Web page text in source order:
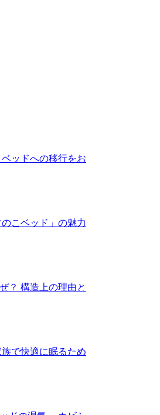
ッドへの移行をお
こベッド」の魅力
？ 構造上の理由と
で快適に眠るため